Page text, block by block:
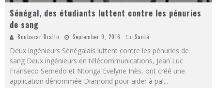
Sénégal, des étudiants luttent contre les pénuries
de sang
Boubacar Diallo September 9, 2016 Santé
Deux ingénieurs Sénégalais luttent contre les pénuries de
sang Deux ingénieurs en télécommunications, Jean Luc
Franseco Semedo et Ntonga Evelyne Inès, ont créé une
application dénommée Diamond pour aider à pal...